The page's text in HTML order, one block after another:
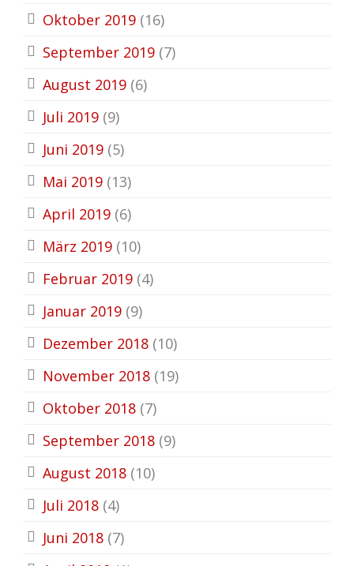
Oktober 2019 (16)
September 2019 (7)
August 2019 (6)
Juli 2019 (9)
Juni 2019 (5)
Mai 2019 (13)
April 2019 (6)
März 2019 (10)
Februar 2019 (4)
Januar 2019 (9)
Dezember 2018 (10)
November 2018 (19)
Oktober 2018 (7)
September 2018 (9)
August 2018 (10)
Juli 2018 (4)
Juni 2018 (7)